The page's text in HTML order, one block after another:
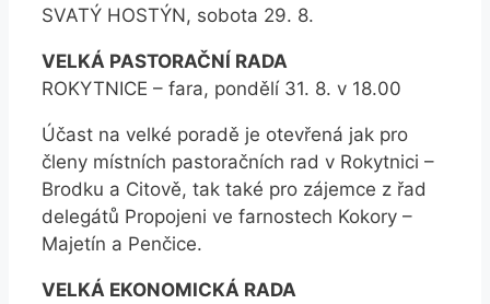
SVATÝ HOSTÝN, sobota 29. 8.
VELKÁ PASTORAČNÍ RADA
ROKYTNICE – fara, pondělí 31. 8. v 18.00
Účast na velké poradě je otevřená jak pro
členy místních pastoračních rad v Rokytnici –
Brodku a Citově, tak také pro zájemce z řad
delegátů Propojeni ve farnostech Kokory –
Majetín a Penčice.
VELKÁ EKONOMICKÁ RADA